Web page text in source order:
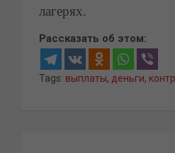
лагерях.
Рассказать об этом:
Tags: выплаты, деньги,